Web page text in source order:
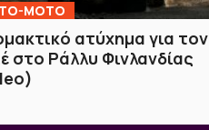
MOTO
ατύχημα για τον
στο Ράλλυ Φινλανδίας